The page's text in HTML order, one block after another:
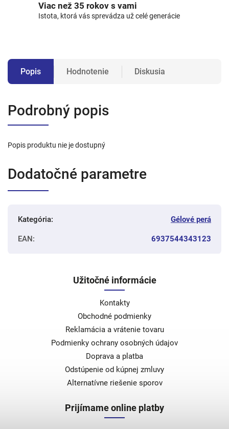
Viac než 35 rokov s vami
Istota, ktorá vás sprevádza už celé generácie
Popis Hodnotenie Diskusia
Podrobný popis
Popis produktu nie je dostupný
Dodatočné parametre
Kategória: Gélové perá
EAN: 6937544343123
Užitočné informácie
Kontakty
Obchodné podmienky
Reklamácia a vrátenie tovaru
Podmienky ochrany osobných údajov
Doprava a platba
Odstúpenie od kúpnej zmluvy
Alternatívne riešenie sporov
Prijímame online platby